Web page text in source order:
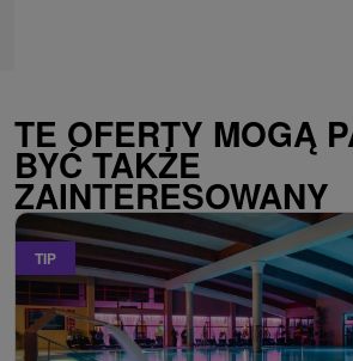
TE OFERTY MOGĄ
BYĆ TAKŻE
ZAINTERESOWANY
TIP